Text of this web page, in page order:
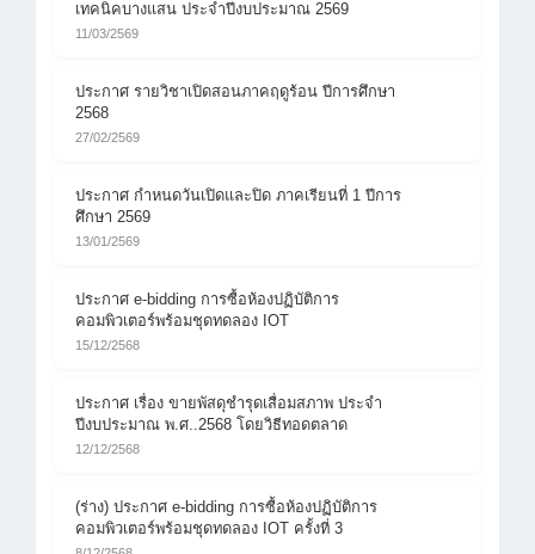
เทคนิคบางแสน ประจำปีงบประมาณ 2569
11/03/2569
ประกาศ รายวิชาเปิดสอนภาคฤดูร้อน ปีการศึกษา
2568
27/02/2569
ประกาศ กำหนดวันเปิดและปิด ภาคเรียนที่ 1 ปีการ
ศึกษา 2569
13/01/2569
ประกาศ e-bidding การซื้อห้องปฏิบัติการ
คอมพิวเตอร์พร้อมชุดทดลอง IOT
15/12/2568
ประกาศ เรื่อง ขายพัสดุชำรุดเสื่อมสภาพ ประจำ
ปีงบประมาณ พ.ศ..2568 โดยวิธีทอดตลาด
12/12/2568
(ร่าง) ประกาศ e-bidding การซื้อห้องปฏิบัติการ
คอมพิวเตอร์พร้อมชุดทดลอง IOT ครั้งที่ 3